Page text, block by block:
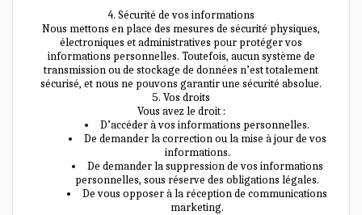
4. Sécurité de vos informations
Nous mettons en place des mesures de sécurité physiques,
électroniques et administratives pour protéger vos
informations personnelles. Toutefois, aucun système de
transmission ou de stockage de données n’est totalement
sécurisé, et nous ne pouvons garantir une sécurité absolue.
5. Vos droits
Vous avez le droit :
D’accéder à vos informations personnelles.
De demander la correction ou la mise à jour de vos
informations.
De demander la suppression de vos informations
personnelles, sous réserve des obligations légales.
De vous opposer à la réception de communications
marketing.